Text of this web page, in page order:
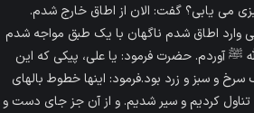
مى یابى؟ گفت: الان از اطاق خارج شدم.
وارد اطاق شدم ناگهان با یک طبق مواجه شدم
ﷺ آوردم. حضرت فرمود: یا على، پیکى که این
و سبز و زرد بود.فرمود: اینها خطوط بالهاى
تناول کردیم و سیر شدیم. و از آن جز جاى دست و